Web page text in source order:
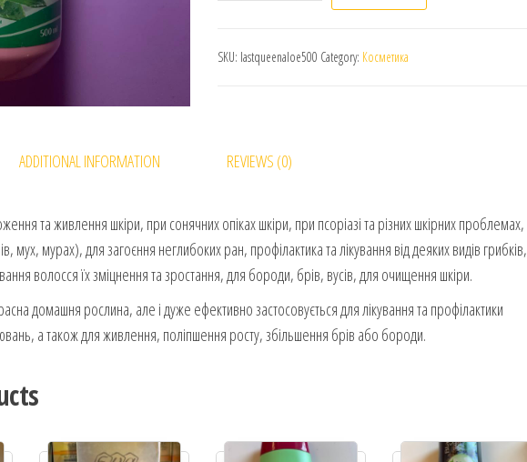
SKU: lastqueenaloe500 Category: Косметика
ADDITIONAL INFORMATION REVIEWS (0)
та живлення шкіри, при сонячних опіках шкіри, при псоріазі та різних шкірних проблемах,
мух, мурах), для загоєння неглибоких ран, профілактика та лікування від деяких видів грибків,
волосся їх зміцнення та зростання, для бороди, брів, вусів, для очищення шкіри.
домашня рослина, але і дуже ефективно застосовується для лікування та профілактики
а також для живлення, поліпшення росту, збільшення брів або бороди.